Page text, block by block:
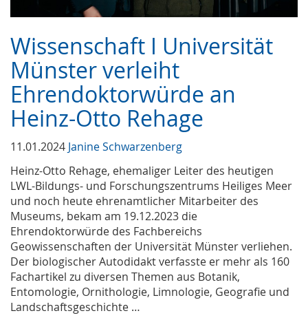
Wissenschaft I Universität
Münster verleiht
Ehrendoktorwürde an
Heinz-Otto Rehage
11.01.2024 Janine Schwarzenberg
Heinz-Otto Rehage, ehemaliger Leiter des heutigen
LWL-Bildungs- und Forschungszentrums Heiliges Meer
und noch heute ehrenamtlicher Mitarbeiter des
Museums, bekam am 19.12.2023 die
Ehrendoktorwürde des Fachbereichs
Geowissenschaften der Universität Münster verliehen.
Der biologischer Autodidakt verfasste er mehr als 160
Fachartikel zu diversen Themen aus Botanik,
Entomologie, Ornithologie, Limnologie, Geografie und
Landschaftsgeschichte …